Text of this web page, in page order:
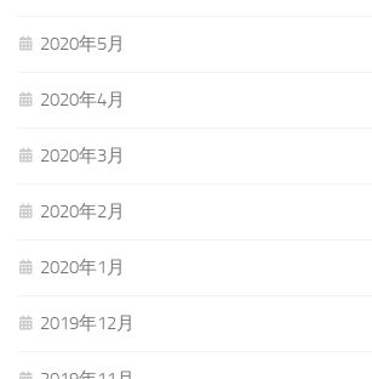
2020年5月
2020年4月
2020年3月
2020年2月
2020年1月
2019年12月